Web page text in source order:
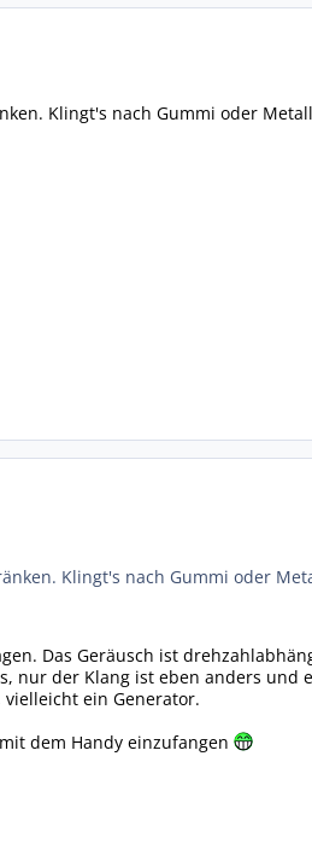
Klingt's nach Gummi oder
Klingt's nach Gummi oder
Das Geräusch ist
nur der Klang ist eben anders
ein Generator.
dem Handy einzufangen